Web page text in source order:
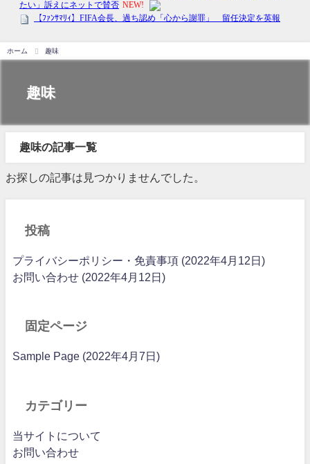
ホーム 趣味
趣味
趣味の記事一覧
お探しの記事は見つかりませんでした。
投稿
プライバシーポリシー・免責事項 (2022年4月12日)
お問い合わせ (2022年4月12日)
固定ページ
Sample Page (2022年4月7日)
カテゴリー
当サイトについて
お問い合わせ